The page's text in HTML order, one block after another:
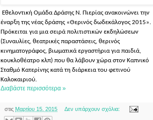
Εθελοντική Ομάδα Δράσης Ν. Πιερίας ανακοινώνει την
έναρξη της νέας δράσης «Θερινός δωδεκάλογος 2015».
Πρόκειται για μια σειρά πολιτιστικών εκδηλώσεων
(Συναυλίες, θεατρικές παραστάσεις, θερινός
κινηματογράφος, βιωματικά εργαστήρια για παιδιά,
κουκλοθέατρο κλπ) που θα λάβουν χώρα στον Καπνικό
Σταθμό Κατερίνης κατά τη διάρκεια του φετινού
Καλοκαιριού.
Διαβάστε περισσότερα »
στις Μαρτίου 15, 2015 Δεν υπάρχουν σχόλια: